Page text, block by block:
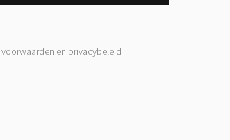
voorwaarden en privacybeleid